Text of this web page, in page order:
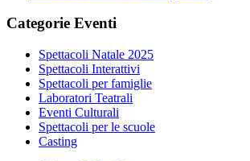
Categorie Eventi
Spettacoli Natale 2025
Spettacoli Interattivi
Spettacoli per famiglie
Laboratori Teatrali
Eventi Culturali
Spettacoli per le scuole
Casting